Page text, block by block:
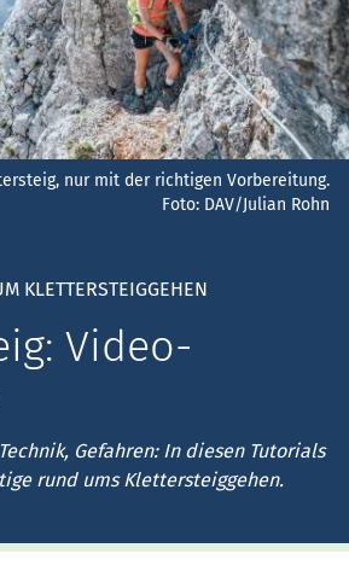
nur mit der richtigen Vorbereitung.
Foto: DAV/Julian Rohn
KLETTERSTEIGGEHEN
Video-
Gefahren: In diesen Tutorials
rund ums Klettersteiggehen.